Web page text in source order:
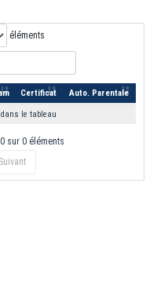
éléments
Certificat Auto. Parentale
le tableau
sur 0 éléments
Suivant